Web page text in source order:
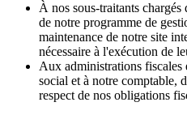
À nos sous-traitants
de notre programme de
maintenance de notre site
nécessaire à l'exécution de
Aux administrations fiscales
social et à notre comptable,
respect de nos obligations